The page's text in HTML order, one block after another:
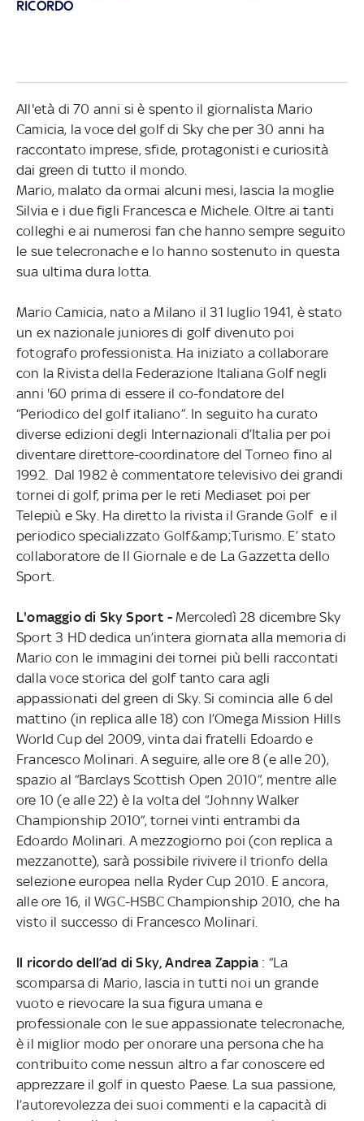
RICORDO
All'età di 70 anni si è spento il giornalista Mario
Camicia, la voce del golf di Sky che per 30 anni ha
raccontato imprese, sfide, protagonisti e curiosità
dai green di tutto il mondo.
Mario, malato da ormai alcuni mesi, lascia la moglie
Silvia e i due figli Francesca e Michele. Oltre ai tanti
colleghi e ai numerosi fan che hanno sempre seguito
le sue telecronache e lo hanno sostenuto in questa
sua ultima dura lotta.
Mario Camicia, nato a Milano il 31 luglio 1941, è stato
un ex nazionale juniores di golf divenuto poi
fotografo professionista. Ha iniziato a collaborare
con la Rivista della Federazione Italiana Golf negli
anni '60 prima di essere il co-fondatore del
“Periodico del golf italiano”. In seguito ha curato
diverse edizioni degli Internazionali d’Italia per poi
diventare direttore-coordinatore del Torneo fino al
1992. Dal 1982 è commentatore televisivo dei grandi
tornei di golf, prima per le reti Mediaset poi per
Telepiù e Sky. Ha diretto la rivista il Grande Golf e il
periodico specializzato Golf&amp;Turismo. E’ stato
collaboratore de Il Giornale e de La Gazzetta dello
Sport.
L'omaggio di Sky Sport - Mercoledì 28 dicembre Sky
Sport 3 HD dedica un’intera giornata alla memoria di
Mario con le immagini dei tornei più belli raccontati
dalla voce storica del golf tanto cara agli
appassionati del green di Sky. Si comincia alle 6 del
mattino (in replica alle 18) con l’Omega Mission Hills
World Cup del 2009, vinta dai fratelli Edoardo e
Francesco Molinari. A seguire, alle ore 8 (e alle 20),
spazio al “Barclays Scottish Open 2010”, mentre alle
ore 10 (e alle 22) è la volta del “Johnny Walker
Championship 2010”, tornei vinti entrambi da
Edoardo Molinari. A mezzogiorno poi (con replica a
mezzanotte), sarà possibile rivivere il trionfo della
selezione europea nella Ryder Cup 2010. E ancora,
alle ore 16, il WGC-HSBC Championship 2010, che ha
visto il successo di Francesco Molinari.
Il ricordo dell’ad di Sky, Andrea Zappia : “La
scomparsa di Mario, lascia in tutti noi un grande
vuoto e rievocare la sua figura umana e
professionale con le sue appassionate telecronache,
è il miglior modo per onorare una persona che ha
contribuito come nessun altro a far conoscere ed
apprezzare il golf in questo Paese. La sua passione,
l’autorevolezza dei suoi commenti e la capacità di